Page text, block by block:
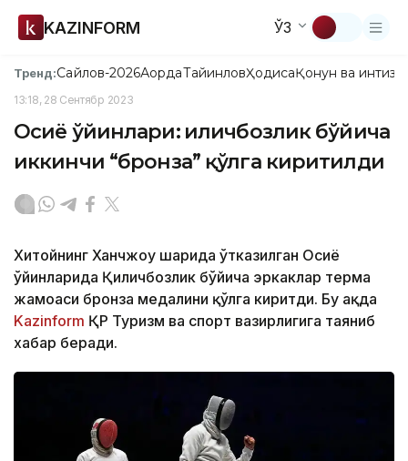
KAZINFORM ЎЗ
Тренд:Сайлов-2026АқордаТайинловҲодисаҚонун ва
13:18, 28 Сентябр 2023
Осиё ўйинлари: Қиличбозлик бўйича
иккинчи “бронза” қўлга киритилди
Хитойнинг Ханчжоу шаҳрида ўтказилган Осиё
ўйинларида Қиличбозлик бўйича эркаклар терма
жамоаси бронза медалини қўлга киритди. Бу ҳақда
Kazinform ҚР Туризм ва спорт вазирлигига таяниб
хабар беради.